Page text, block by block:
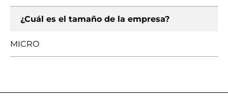
¿Cuál es el tamaño de la empresa?
MICRO